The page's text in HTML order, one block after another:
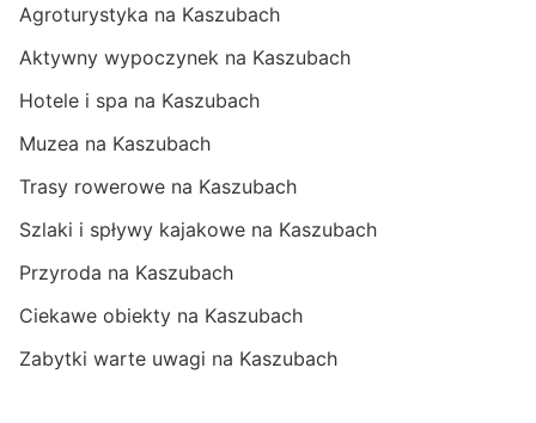
Agroturystyka na Kaszubach
Aktywny wypoczynek na Kaszubach
Hotele i spa na Kaszubach
Muzea na Kaszubach
Trasy rowerowe na Kaszubach
Szlaki i spływy kajakowe na Kaszubach
Przyroda na Kaszubach
Ciekawe obiekty na Kaszubach
Zabytki warte uwagi na Kaszubach